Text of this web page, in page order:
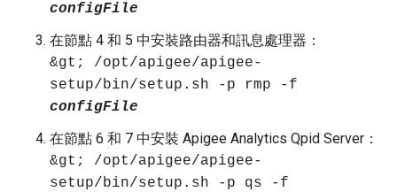
configFile
在節點 4 和 5 中安裝路由器和訊息處理器：
&gt; /opt/apigee/apigee-
setup/bin/setup.sh -p rmp -f
configFile
在節點 6 和 7 中安裝 Apigee Analytics Qpid Server：
&gt; /opt/apigee/apigee-
setup/bin/setup.sh -p qs -f